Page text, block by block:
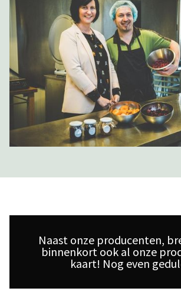
Naast onze producenten,
binnenkort ook al onze
kaart! Nog even